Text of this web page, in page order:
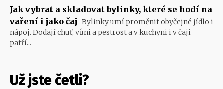
Jak vybrat a skladovat bylinky, které se hodí na
vaření i jako čaj Bylinky umí proměnit obyčejné jídlo i
nápoj. Dodají chuť, vůni a pestrost a v kuchyni i v čaji
patří...
Už jste četli?